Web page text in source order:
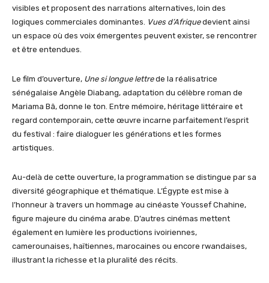
visibles et proposent des narrations alternatives, loin des
logiques commerciales dominantes. Vues d’Afriquedevient ainsi
un espace où des voix émergentes peuvent exister, se rencontrer
et être entendues.
Le film d’ouverture, Une si longue lettrede la réalisatrice
sénégalaise Angèle Diabang, adaptation du célèbre roman de
Mariama Bâ, donne le ton. Entre mémoire, héritage littéraire et
regard contemporain, cette œuvre incarne parfaitement l’esprit
du festival : faire dialoguer les générations et les formes
artistiques.
Au-delà de cette ouverture, la programmation se distingue par sa
diversité géographique et thématique. L’Égypte est mise à
l’honneur à travers un hommage au cinéaste Youssef Chahine,
figure majeure du cinéma arabe. D’autres cinémas mettent
également en lumière les productions ivoiriennes,
camerounaises, haïtiennes, marocaines ou encore rwandaises,
illustrant la richesse et la pluralité des récits.